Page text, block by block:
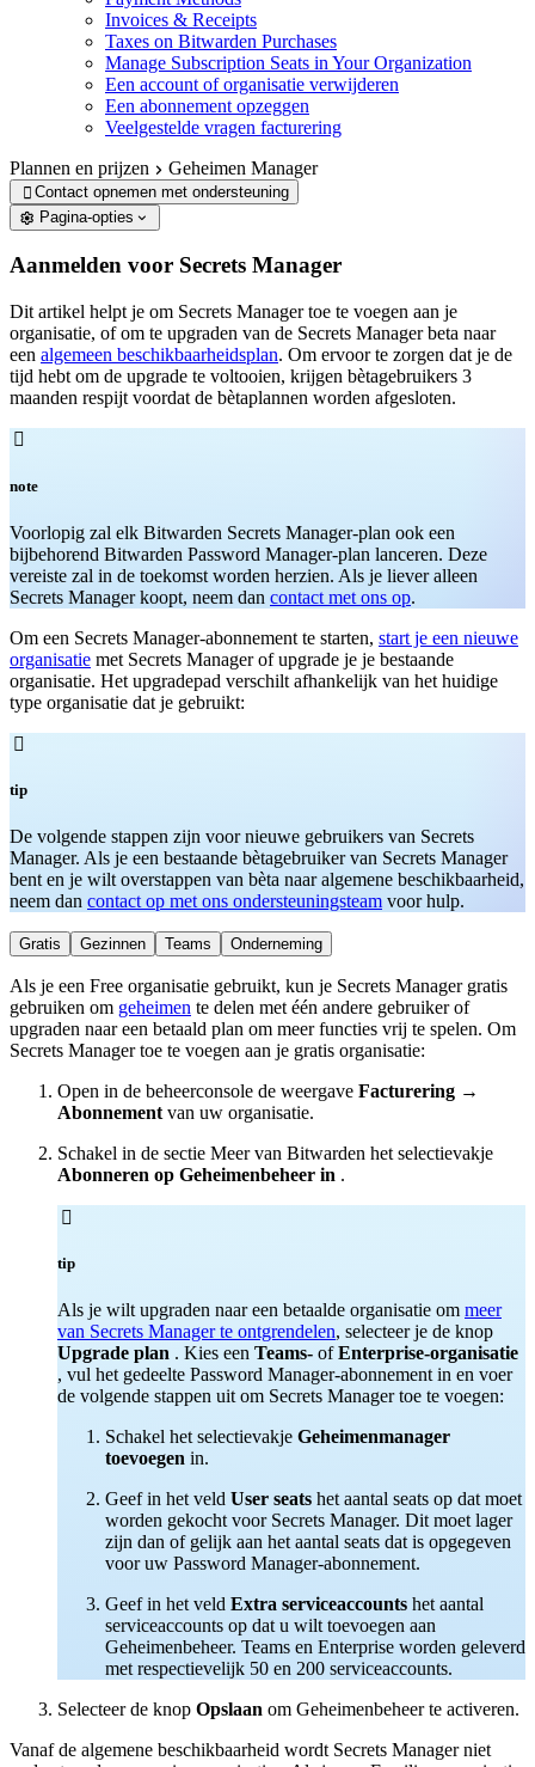
Invoices & Receipts
Taxes on Bitwarden Purchases
Manage Subscription Seats in Your Organization
Een account of organisatie verwijderen
Een abonnement opzeggen
Veelgestelde vragen facturering
Plannen en prijzen
Geheimen Manager
 Contact opnemen met ondersteuning
Pagina-opties
Aanmelden voor Secrets Manager
Dit artikel helpt je om Secrets Manager toe te voegen aan je
organisatie, of om te upgraden van de Secrets Manager beta naar
een algemeen beschikbaarheidsplan. Om ervoor te zorgen dat je de
tijd hebt om de upgrade te voltooien, krijgen bètagebruikers 3
maanden respijt voordat de bètaplannen worden afgesloten.

note
Voorlopig zal elk Bitwarden Secrets Manager-plan ook een
bijbehorend Bitwarden Password Manager-plan lanceren. Deze
vereiste zal in de toekomst worden herzien. Als je liever alleen
Secrets Manager koopt, neem dan contact met ons op.
Om een Secrets Manager-abonnement te starten, start je een nieuwe
organisatie met Secrets Manager of upgrade je je bestaande
organisatie. Het upgradepad verschilt afhankelijk van het huidige
type organisatie dat je gebruikt:

tip
De volgende stappen zijn voor nieuwe gebruikers van Secrets
Manager. Als je een bestaande bètagebruiker van Secrets Manager
bent en je wilt overstappen van bèta naar algemene beschikbaarheid,
neem dan contact op met ons ondersteuningsteam voor hulp.
Gratis Gezinnen Teams Onderneming
Als je een Free organisatie gebruikt, kun je Secrets Manager gratis
gebruiken om geheimen te delen met één andere gebruiker of
upgraden naar een betaald plan om meer functies vrij te spelen. Om
Secrets Manager toe te voegen aan je gratis organisatie:
Open in de beheerconsole de weergave Facturering →
Abonnement van uw organisatie.
Schakel in de sectie Meer van Bitwarden het selectievakje
Abonneren op Geheimenbeheer in .

tip
Als je wilt upgraden naar een betaalde organisatie om meer
van Secrets Manager te ontgrendelen, selecteer je de knop
Upgrade plan . Kies een Teams- ofEnterprise-organisatie
, vul het gedeelte Password Manager-abonnement in en voer
de volgende stappen uit om Secrets Manager toe te voegen:
Schakel het selectievakje Geheimenmanager
toevoegen in.
Geef in het veld User seats het aantal seats op dat moet
worden gekocht voor Secrets Manager. Dit moet lager
zijn dan of gelijk aan het aantal seats dat is opgegeven
voor uw Password Manager-abonnement.
Geef in het veld Extra serviceaccounts het aantal
serviceaccounts op dat u wilt toevoegen aan
Geheimenbeheer. Teams en Enterprise worden geleverd
met respectievelijk 50 en 200 serviceaccounts.
Selecteer de knop Opslaan om Geheimenbeheer te activeren.
Vanaf de algemene beschikbaarheid wordt Secrets Manager niet